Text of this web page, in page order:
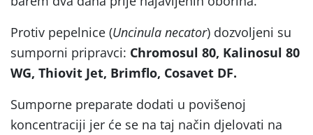
Protiv pepelnice (Uncinula necator) dozvoljeni su
sumporni pripravci: Chromosul 80, Kalinosul 80
WG, Thiovit Jet, Brimflo, Cosavet DF.
Sumporne preparate dodati u povišenoj
koncentraciji jer će se na taj način djelovati na